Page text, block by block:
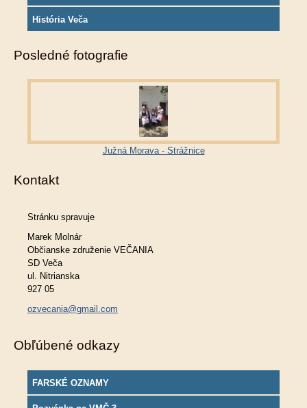
História Veča
Posledné fotografie
Južná Morava - Strážnice
Kontakt
Stránku spravuje
Marek Molnár
Občianske združenie VEČANIA
SD Veča
ul. Nitrianska
927 05
ozvecania@gmail.com
Obľúbené odkazy
FARSKÉ OZNAMY